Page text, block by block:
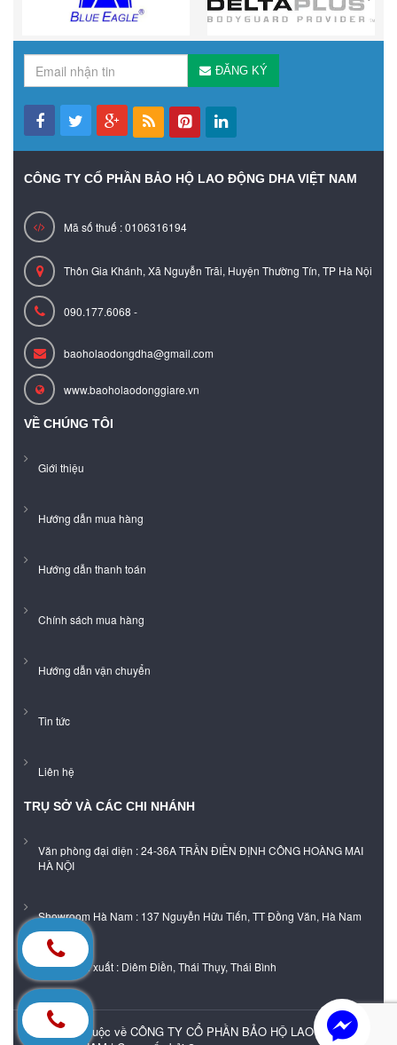
ĐĂNG KÝ
CÔNG TY CỔ PHẦN BẢO HỘ LAO ĐỘNG DHA VIỆT NAM
Mã số thuế : 0106316194
Thôn Gia Khánh, Xã Nguyễn Trãi, Huyện Thường Tín, TP Hà Nội
090.177.6068 -
baoholaodongdha@gmail.com
www.baoholaodonggiare.vn
VỀ CHÚNG TÔI
Giới thiệu
Hướng dẫn mua hàng
Hướng dẫn thanh toán
Chính sách mua hàng
Hướng dẫn vận chuyển
Tin tức
Liên hệ
TRỤ SỞ VÀ CÁC CHI NHÁNH
Văn phòng đại diện : 24-36A TRẦN ĐIỀN ĐỊNH CÔNG HOÀNG MAI
HÀ NỘI
Showroom Hà Nam : 137 Nguyễn Hữu Tiến, TT Đồng Văn, Hà Nam
Xưởng sản xuất : Diêm Điền, Thái Thụy, Thái Bình
Bản quyền thuộc về CÔNG TY CỔ PHẦN BẢO HỘ LAO ĐỘNG